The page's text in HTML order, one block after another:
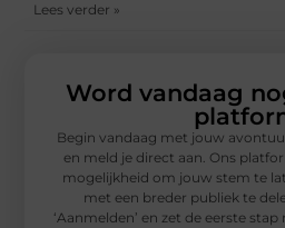
Lees verder »
Word vandaag
Begin vandaag met jouw
en meld je direct aan. Ons
mogelijkheid om jouw stem te
met een breder publiek te
‘Aanmelden’ en zet de eerste